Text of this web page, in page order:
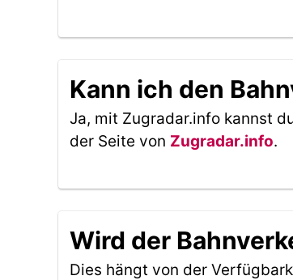
Kann ich den
Ja, mit Zugradar.info kannst
der Seite von Zugradar.info.
Wird der
Dies hängt von der